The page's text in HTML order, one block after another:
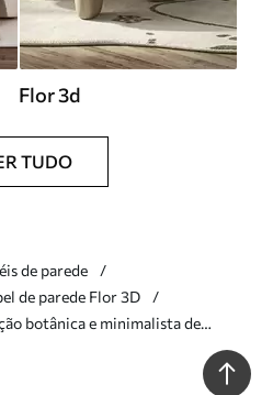
Flor 3d
TUDO
de parede
de parede Flor 3D
botânica e minimalista de
geométricos abstratos Nr.